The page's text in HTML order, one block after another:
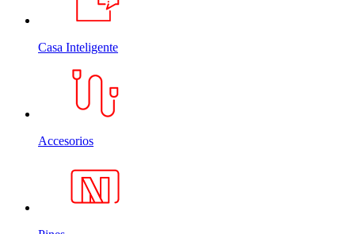
Casa Inteligente
Accesorios